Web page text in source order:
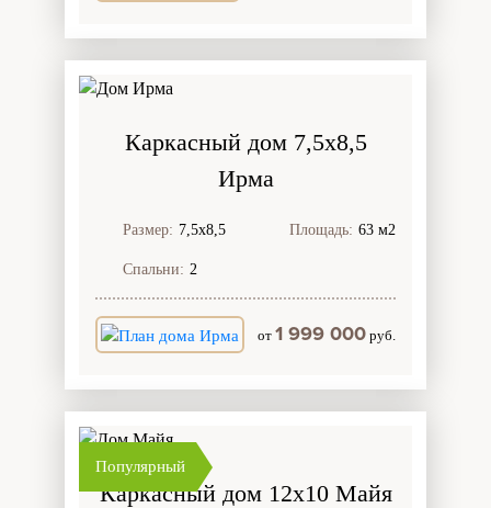
Каркасный дом 7,5х8,5
Ирма
Размер: 7,5х8,5 Площадь: 63 м2
Спальни: 2
от 1 999 000 руб.
Популярный
Каркасный дом 12х10 Майя